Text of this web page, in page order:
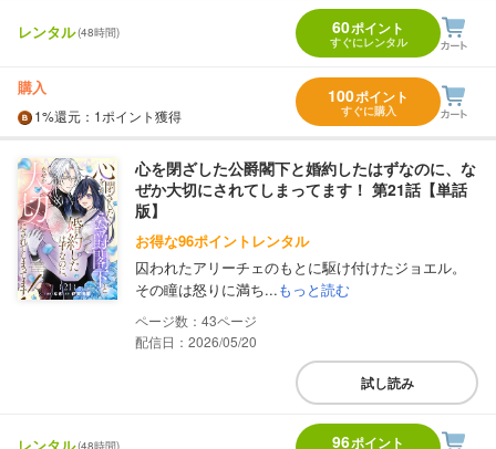
レンタル(48時間) 60ポイント
すぐにレンタル
購入
1%還元 ：1ポイント獲得
100ポイント
すぐに購入
心を閉ざした公爵閣下と婚約したはずなのに、な
ぜか大切にされてしまってます！ 第21話【単話
版】
お得な96ポイントレンタル
囚われたアリーチェのもとに駆け付けたジョエル。
その瞳は怒りに満ち...もっと読む
43
配信日：2026/05/20
試し読み
96ポイント